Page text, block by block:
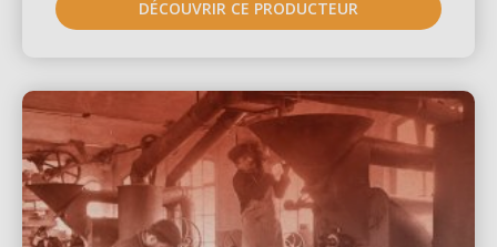
DÉCOUVRIR CE PRODUCTEUR